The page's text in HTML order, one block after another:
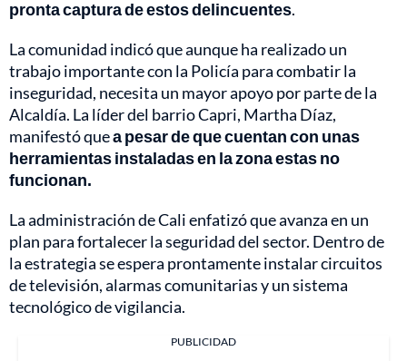
pronta captura de estos delincuentes.
La comunidad indicó que aunque ha realizado un
trabajo importante con la Policía para combatir la
inseguridad, necesita un mayor apoyo por parte de la
Alcaldía. La líder del barrio Capri, Martha Díaz,
manifestó quea pesar de que cuentan con unas
herramientas instaladas en la zona estas no
funcionan.
La administración de Cali enfatizó que avanza en un
plan para fortalecer la seguridad del sector. Dentro de
la estrategia se espera prontamente instalar circuitos
de televisión, alarmas comunitarias y un sistema
tecnológico de vigilancia.
PUBLICIDAD